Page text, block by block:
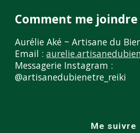
Comment me joindre
Aurélie Aké ~ Artisane du
Email :
Messagerie Instagram :
@artisanedubienetre_reiki
Me suivre